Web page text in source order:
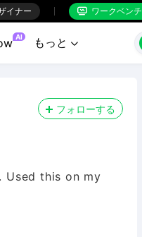
イナー  ワークベンチ
AI もっと 
フォローする
Used this on my